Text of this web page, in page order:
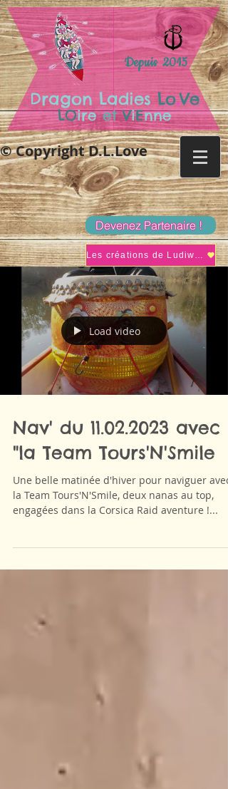
Dragon Ladies Lo.Ve
LOire et ViEnne
Depuis 2015
© Copyright D.L.Love
Devenez Partenaire !
Les créations de Ludiwine
Load video
Nav' du 11.02.2023 avec
"la Team Tours'N'Smile
Une belle matinée d'hiver pour naviguer avec
la Team Tours'N'Smile, deux nanas au top,
engagées dans la Corsica Raid aventure !...